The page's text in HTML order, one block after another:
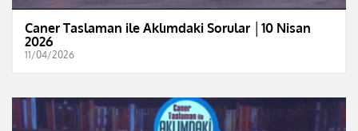
Caner Taslaman ile Aklımdaki Sorular │10 Nisan
2026
11/04/2026